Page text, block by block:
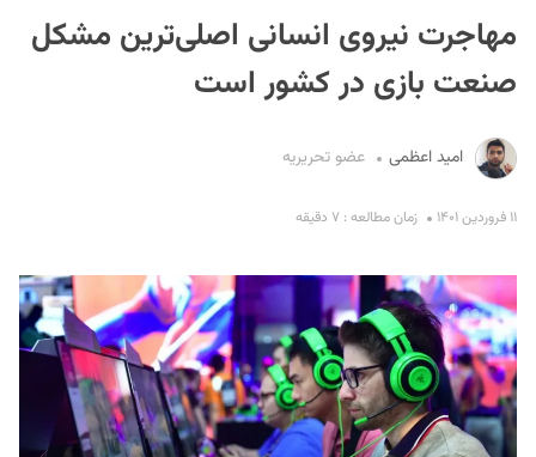
مهاجرت نیروی انسانی اصلی‌ترین مشکل
صنعت بازی در کشور است
امید اعظمی عضو تحریریه
۱۱ فروردین ۱۴۰۱ زمان مطالعه : ۷ دقیقه